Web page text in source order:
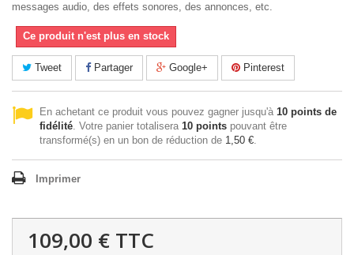
messages audio, des effets sonores, des annonces, etc.
Ce produit n'est plus en stock
Tweet Partager Google+ Pinterest
En achetant ce produit vous pouvez gagner jusqu'à 10 points de
fidélité. Votre panier totalisera 10 points pouvant être
transformé(s) en un bon de réduction de 1,50 €.
Imprimer
109,00 € TTC